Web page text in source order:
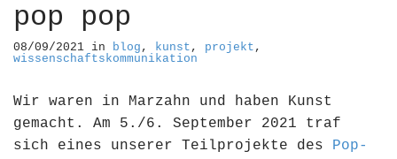
pop pop
08/09/2021 in blog , kunst , projekt ,
wissenschaftskommunikation
Wir waren in Marzahn und haben Kunst
gemacht. Am 5./6. September 2021 traf
sich eines unserer Teilprojekte des Pop-